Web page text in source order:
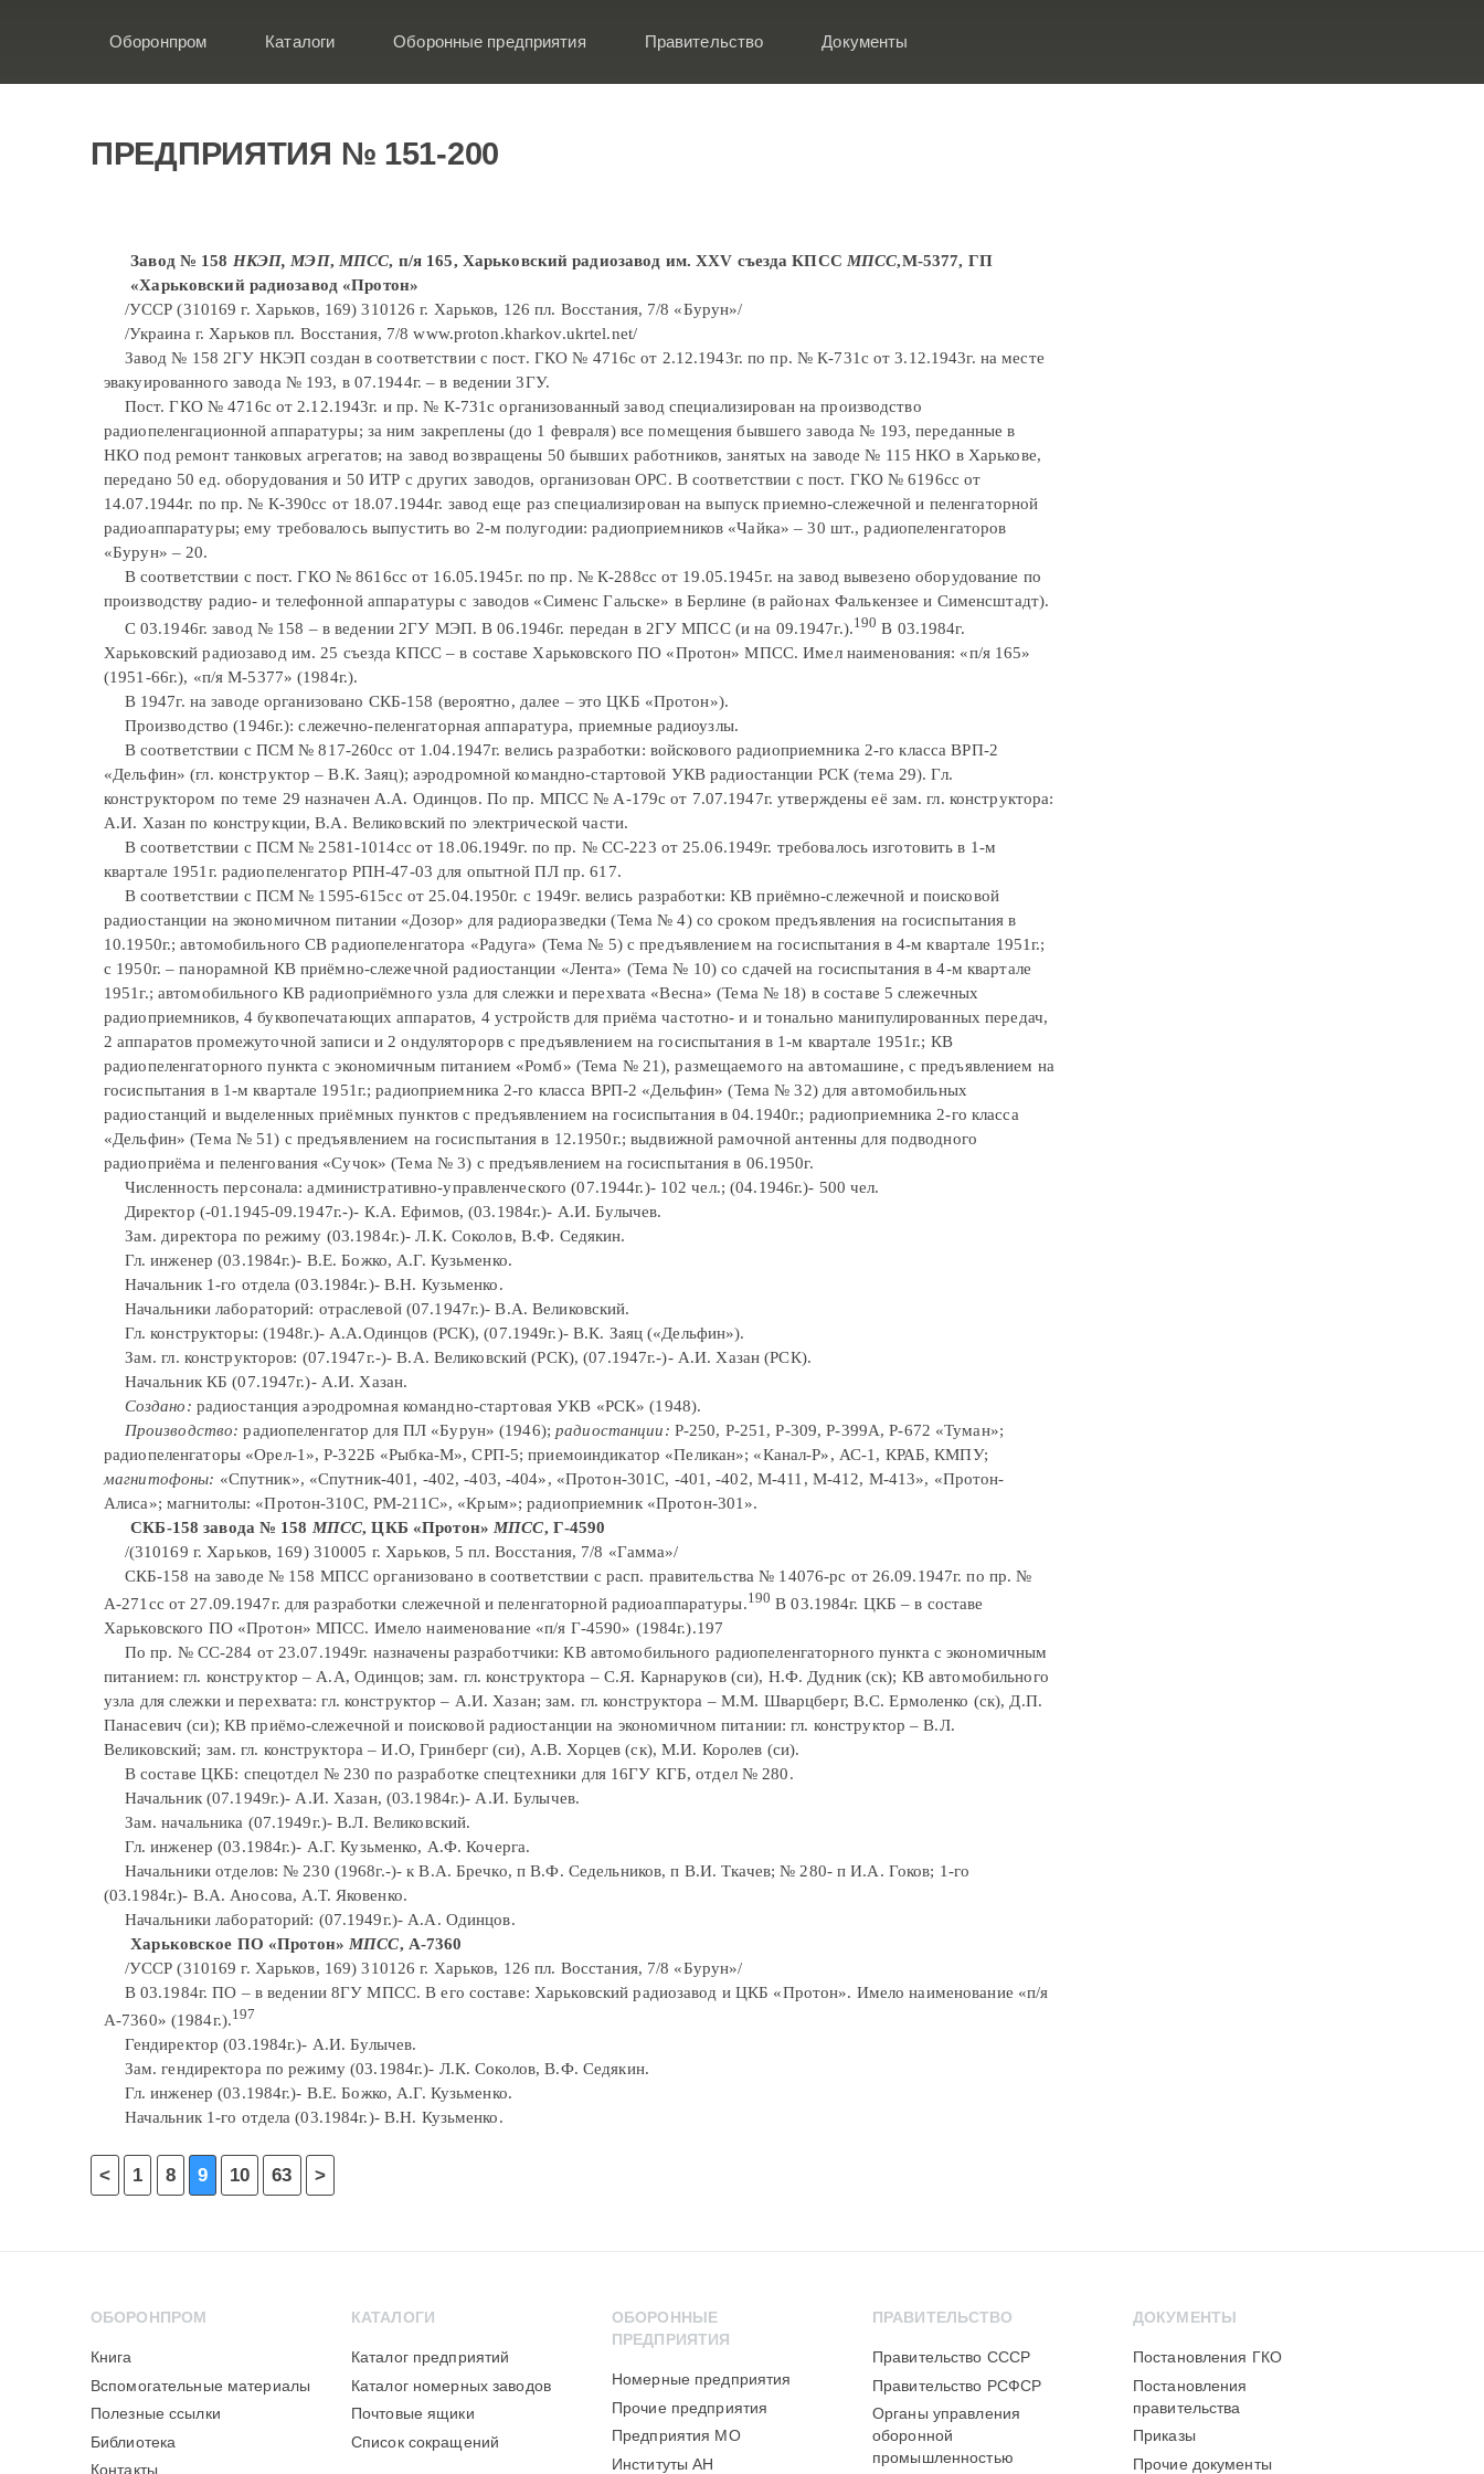
Оборонпром Каталоги Оборонные предприятия Правительство Документы
ПРЕДПРИЯТИЯ № 151-200
Завод № 158 НКЭП, МЭП, МПСС, п/я 165, Харьковский радиозавод им. XXV съезда КПСС МПСС,М-5377, ГП
«Харьковский радиозавод «Протон»
/УССР (310169 г. Харьков, 169) 310126 г. Харьков, 126 пл. Восстания, 7/8 «Бурун»/
/Украина г. Харьков пл. Восстания, 7/8 www.proton.kharkov.ukrtel.net/
Завод № 158 2ГУ НКЭП создан в соответствии с пост. ГКО № 4716с от 2.12.1943г. по пр. № К-731с от 3.12.1943г. на месте
эвакуированного завода № 193, в 07.1944г. – в ведении 3ГУ.
Пост. ГКО № 4716с от 2.12.1943г. и пр. № К-731с организованный завод специализирован на производство
радиопеленгационной аппаратуры; за ним закреплены (до 1 февраля) все помещения бывшего завода № 193, переданные в
НКО под ремонт танковых агрегатов; на завод возвращены 50 бывших работников, занятых на заводе № 115 НКО в Харькове,
передано 50 ед. оборудования и 50 ИТР с других заводов, организован ОРС. В соответствии с пост. ГКО № 6196сс от
14.07.1944г. по пр. № К-390сс от 18.07.1944г. завод еще раз специализирован на выпуск приемно-слежечной и пеленгаторной
радиоаппаратуры; ему требовалось выпустить во 2-м полугодии: радиоприемников «Чайка» – 30 шт., радиопеленгаторов
«Бурун» – 20.
В соответствии с пост. ГКО № 8616сс от 16.05.1945г. по пр. № К-288сс от 19.05.1945г. на завод вывезено оборудование по
производству радио- и телефонной аппаратуры с заводов «Сименс Гальске» в Берлине (в районах Фалькензее и Сименсштадт).
С 03.1946г. завод № 158 – в ведении 2ГУ МЭП. В 06.1946г. передан в 2ГУ МПСС (и на 09.1947г.).190 В 03.1984г.
Харьковский радиозавод им. 25 съезда КПСС – в составе Харьковского ПО «Протон» МПСС. Имел наименования: «п/я 165»
(1951-66г.), «п/я М-5377» (1984г.).
В 1947г. на заводе организовано СКБ-158 (вероятно, далее – это ЦКБ «Протон»).
Производство (1946г.): слежечно-пеленгаторная аппаратура, приемные радиоузлы.
В соответствии с ПСМ № 817-260сс от 1.04.1947г. велись разработки: войскового радиоприемника 2-го класса ВРП-2
«Дельфин» (гл. конструктор – В.К. Заяц); аэродромной командно-стартовой УКВ радиостанции РСК (тема 29). Гл.
конструктором по теме 29 назначен А.А. Одинцов. По пр. МПСС № А-179с от 7.07.1947г. утверждены её зам. гл. конструктора:
А.И. Хазан по конструкции, В.А. Великовский по электрической части.
В соответствии с ПСМ № 2581-1014сс от 18.06.1949г. по пр. № СС-223 от 25.06.1949г. требовалось изготовить в 1-м
квартале 1951г. радиопеленгатор РПН-47-03 для опытной ПЛ пр. 617.
В соответствии с ПСМ № 1595-615сс от 25.04.1950г. с 1949г. велись разработки: КВ приёмно-слежечной и поисковой
радиостанции на экономичном питании «Дозор» для радиоразведки (Тема № 4) со сроком предъявления на госиспытания в
10.1950г.; автомобильного СВ радиопеленгатора «Радуга» (Тема № 5) с предъявлением на госиспытания в 4-м квартале 1951г.;
с 1950г. – панорамной КВ приёмно-слежечной радиостанции «Лента» (Тема № 10) со сдачей на госиспытания в 4-м квартале
1951г.; автомобильного КВ радиоприёмного узла для слежки и перехвата «Весна» (Тема № 18) в составе 5 слежечных
радиоприемников, 4 буквопечатающих аппаратов, 4 устройств для приёма частотно- и и тонально манипулированных передач,
2 аппаратов промежуточной записи и 2 ондуляторорв с предъявлением на госиспытания в 1-м квартале 1951г.; КВ
радиопеленгаторного пункта с экономичным питанием «Ромб» (Тема № 21), размещаемого на автомашине, с предъявлением на
госиспытания в 1-м квартале 1951г.; радиоприемника 2-го класса ВРП-2 «Дельфин» (Тема № 32) для автомобильных
радиостанций и выделенных приёмных пунктов с предъявлением на госиспытания в 04.1940г.; радиоприемника 2-го класса
«Дельфин» (Тема № 51) с предъявлением на госиспытания в 12.1950г.; выдвижной рамочной антенны для подводного
радиоприёма и пеленгования «Сучок» (Тема № 3) с предъявлением на госиспытания в 06.1950г.
Численность персонала: административно-управленческого (07.1944г.)- 102 чел.; (04.1946г.)- 500 чел.
Директор (-01.1945-09.1947г.-)- К.А. Ефимов, (03.1984г.)- А.И. Булычев.
Зам. директора по режиму (03.1984г.)- Л.К. Соколов, В.Ф. Седякин.
Гл. инженер (03.1984г.)- В.Е. Божко, А.Г. Кузьменко.
Начальник 1-го отдела (03.1984г.)- В.Н. Кузьменко.
Начальники лабораторий: отраслевой (07.1947г.)- В.А. Великовский.
Гл. конструкторы: (1948г.)- А.А.Одинцов (РСК), (07.1949г.)- В.К. Заяц («Дельфин»).
Зам. гл. конструкторов: (07.1947г.-)- В.А. Великовский (РСК), (07.1947г.-)- А.И. Хазан (РСК).
Начальник КБ (07.1947г.)- А.И. Хазан.
Создано: радиостанция аэродромная командно-стартовая УКВ «РСК» (1948).
Производство: радиопеленгатор для ПЛ «Бурун» (1946);радиостанции: Р-250, Р-251, Р-309, Р-399А, Р-672 «Туман»;
радиопеленгаторы «Орел-1», Р-322Б «Рыбка-М», СРП-5; приемоиндикатор «Пеликан»; «Канал-Р», АС-1, КРАБ, КМПУ;
магнитофоны: «Спутник», «Спутник-401, -402, -403, -404», «Протон-301С, -401, -402, М-411, М-412, М-413», «Протон-
Алиса»; магнитолы: «Протон-310С, РМ-211С», «Крым»; радиоприемник «Протон-301».
СКБ-158 завода № 158 МПСС, ЦКБ «Протон»МПСС, Г-4590
/(310169 г. Харьков, 169) 310005 г. Харьков, 5 пл. Восстания, 7/8 «Гамма»/
СКБ-158 на заводе № 158 МПСС организовано в соответствии с расп. правительства № 14076-рс от 26.09.1947г. по пр. №
А-271сс от 27.09.1947г. для разработки слежечной и пеленгаторной радиоаппаратуры.190 В 03.1984г. ЦКБ – в составе
Харьковского ПО «Протон» МПСС. Имело наименование «п/я Г-4590» (1984г.).197
По пр. № СС-284 от 23.07.1949г. назначены разработчики: КВ автомобильного радиопеленгаторного пункта с экономичным
питанием: гл. конструктор – А.А, Одинцов; зам. гл. конструктора – С.Я. Карнаруков (си), Н.Ф. Дудник (ск); КВ автомобильного
узла для слежки и перехвата: гл. конструктор – А.И. Хазан; зам. гл. конструктора – М.М. Шварцберг, В.С. Ермоленко (ск), Д.П.
Панасевич (си); КВ приёмо-слежечной и поисковой радиостанции на экономичном питании: гл. конструктор – В.Л.
Великовский; зам. гл. конструктора – И.О, Гринберг (си), А.В. Хорцев (ск), М.И. Королев (си).
В составе ЦКБ: спецотдел № 230 по разработке спецтехники для 16ГУ КГБ, отдел № 280.
Начальник (07.1949г.)- А.И. Хазан, (03.1984г.)- А.И. Булычев.
Зам. начальника (07.1949г.)- В.Л. Великовский.
Гл. инженер (03.1984г.)- А.Г. Кузьменко, А.Ф. Кочерга.
Начальники отделов: № 230 (1968г.-)- к В.А. Бречко, п В.Ф. Седельников, п В.И. Ткачев; № 280- п И.А. Гоков; 1-го
(03.1984г.)- В.А. Аносова, А.Т. Яковенко.
Начальники лабораторий: (07.1949г.)- А.А. Одинцов.
Харьковское ПО «Протон»МПСС, А-7360
/УССР (310169 г. Харьков, 169) 310126 г. Харьков, 126 пл. Восстания, 7/8 «Бурун»/
В 03.1984г. ПО – в ведении 8ГУ МПСС. В его составе: Харьковский радиозавод и ЦКБ «Протон». Имело наименование «п/я
А-7360» (1984г.).197
Гендиректор (03.1984г.)- А.И. Булычев.
Зам. гендиректора по режиму (03.1984г.)- Л.К. Соколов, В.Ф. Седякин.
Гл. инженер (03.1984г.)- В.Е. Божко, А.Г. Кузьменко.
Начальник 1-го отдела (03.1984г.)- В.Н. Кузьменко.
< 1 8 9 10 63 >
ОБОРОНПРОМ
Книга
Вспомогательные материалы
Полезные ссылки
Библиотека
Контакты
КАТАЛОГИ
Каталог предприятий
Каталог номерных заводов
Почтовые ящики
Список сокращений
ОБОРОННЫЕ
ПРЕДПРИЯТИЯ
Номерные предприятия
Прочие предприятия
Предприятия МО
Институты АН
ПРАВИТЕЛЬСТВО
Правительство СССР
Правительство РСФСР
Органы управления
оборонной
промышленностью
ДОКУМЕНТЫ
Постановления ГКО
Постановления
правительства
Приказы
Прочие документы